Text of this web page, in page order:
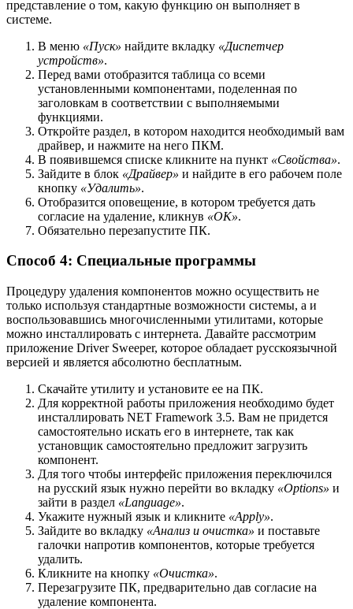
представление о том, какую функцию он выполняет в
системе.
В меню «Пуск» найдите вкладку «Диспетчер
устройств».
Перед вами отобразится таблица со всеми
установленными компонентами, поделенная по
заголовкам в соответствии с выполняемыми
функциями.
Откройте раздел, в котором находится необходимый вам
драйвер, и нажмите на него ПКМ.
В появившемся списке кликните на пункт «Свойства».
Зайдите в блок «Драйвер» и найдите в его рабочем поле
кнопку «Удалить».
Отобразится оповещение, в котором требуется дать
согласие на удаление, кликнув «ОК».
Обязательно перезапустите ПК.
Способ 4: Специальные программы
Процедуру удаления компонентов можно осуществить не
только используя стандартные возможности системы, а и
воспользовавшись многочисленными утилитами, которые
можно инсталлировать с интернета. Давайте рассмотрим
приложение Driver Sweeper, которое обладает русскоязычной
версией и является абсолютно бесплатным.
Скачайте утилиту и установите ее на ПК.
Для корректной работы приложения необходимо будет
инсталлировать NET Framework 3.5. Вам не придется
самостоятельно искать его в интернете, так как
установщик самостоятельно предложит загрузить
компонент.
Для того чтобы интерфейс приложения переключился
на русский язык нужно перейти во вкладку «Options» и
зайти в раздел «Language».
Укажите нужный язык и кликните «Apply».
Зайдите во вкладку «Анализ и очистка» и поставьте
галочки напротив компонентов, которые требуется
удалить.
Кликните на кнопку «Очистка».
Перезагрузите ПК, предварительно дав согласие на
удаление компонента.